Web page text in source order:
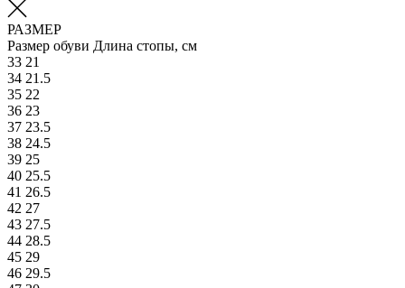
РАЗМЕР
Размер обуви Длина стопы, см
33 21
34 21.5
35 22
36 23
37 23.5
38 24.5
39 25
40 25.5
41 26.5
42 27
43 27.5
44 28.5
45 29
46 29.5